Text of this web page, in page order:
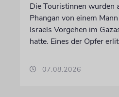
Die Touristinnen wurden
Phangan von einem
Israels Vorgehen im
hatte. Eines der Opfer
07.08.2026